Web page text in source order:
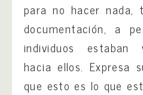
para no hacer nada,
documentación, a
individuos estaban
hacia ellos. Expresa
que esto es lo que